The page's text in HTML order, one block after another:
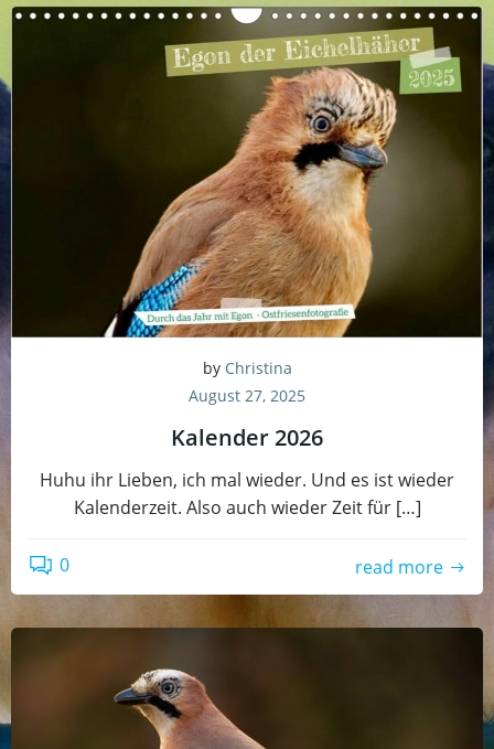
by Christina
August 27, 2025
Kalender 2026
Huhu ihr Lieben, ich mal wieder. Und es ist wieder
Kalenderzeit. Also auch wieder Zeit für […]
0 read more